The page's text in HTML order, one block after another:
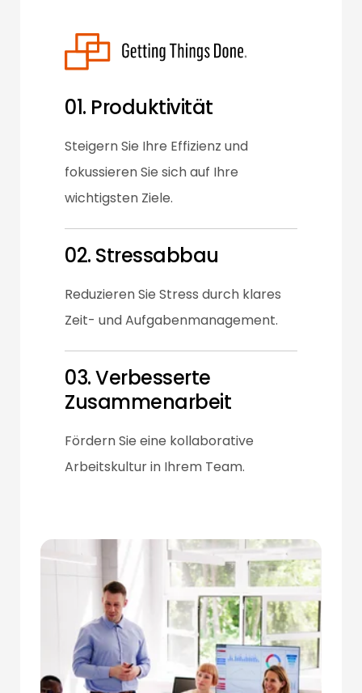
01. Produktivität
Steigern Sie Ihre Effizienz und
fokussieren Sie sich auf Ihre
wichtigsten Ziele.
02. Stressabbau
Reduzieren Sie Stress durch klares
Zeit- und Aufgabenmanagement.
03. Verbesserte
Zusammenarbeit
Fördern Sie eine kollaborative
Arbeitskultur in Ihrem Team.